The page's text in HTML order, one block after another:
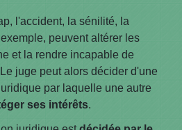
l'accident, la sénilité, la
peuvent altérer les
et la rendre incapable de
juge peut alors décider d'une
par laquelle une autre
ses intérêts.